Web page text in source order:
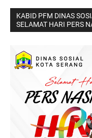
KABID PFM DINAS
SELAMAT HARI PERS